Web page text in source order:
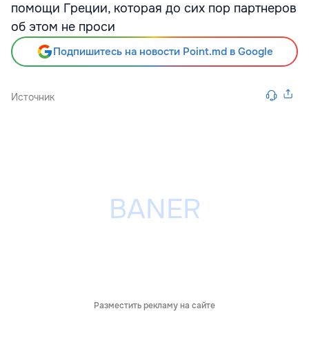
помощи Греции, которая до сих пор партнеров
об этом не проси
Подпишитесь на новости Point.md в Google
Источник
Разместить рекламу на сайте